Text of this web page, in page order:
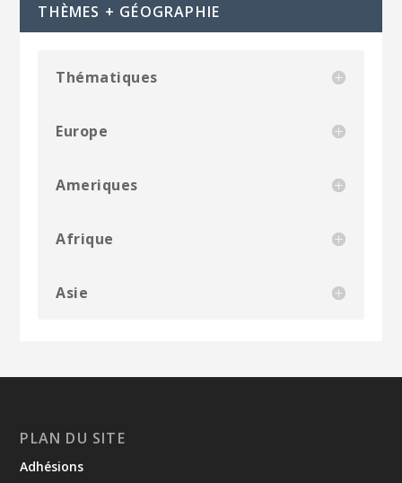
THÈMES + GÉOGRAPHIE
Thématiques
Europe
Ameriques
Afrique
Asie
PLAN DU SITE
Adhésions